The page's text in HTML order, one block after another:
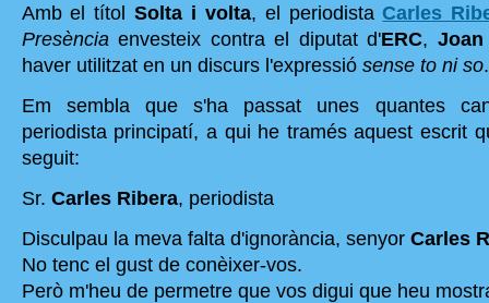
Amb el títolSolta i volta, el periodista Carles
Presència envesteix contra el diputat d'ERC,
haver utilitzat en un discurs l'expressió sense to ni so.
Em sembla que s'ha passat unes quantes
periodista principatí, a qui he tramés aquest escrit
seguit:
Sr. Carles Ribera, periodista
Disculpau la meva falta d'ignorància, senyor Carles
No tenc el gust de conèixer-vos.
Però m'heu de permetre que vos digui que heu